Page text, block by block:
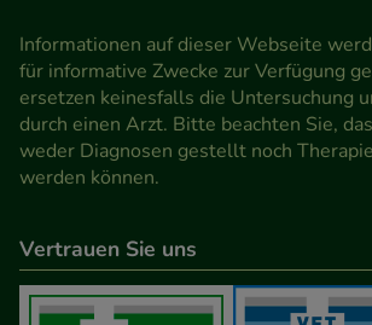
Informationen auf dieser Webseite
für informative Zwecke zur Verfügung
ersetzen keinesfalls die Untersuchung
durch einen Arzt. Bitte beachten Sie,
weder Diagnosen gestellt noch
werden können.
Vertrauen Sie uns